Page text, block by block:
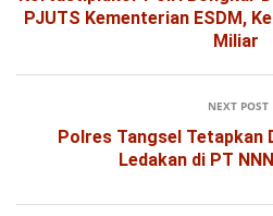
PJUTS Kementerian ESDM,
Miliar
NEXT POST
Polres Tangsel Tetapkan
Ledakan di PT